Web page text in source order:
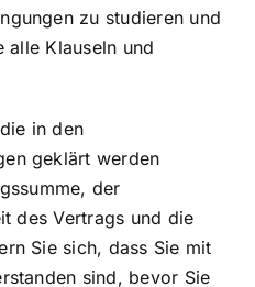
zu studieren und
alle Klauseln und
in den
geklärt werden
der
des Vertrags und die
Sie sich, dass Sie mit
sind, bevor Sie